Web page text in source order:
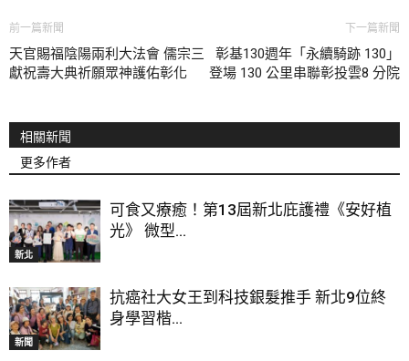
前一篇新聞
天官賜福陰陽兩利大法會 儒宗三
獻祝壽大典祈願眾神護佑彰化
下一篇新聞
彰基130週年「永續騎跡 130」
登場 130 公里串聯彰投雲8 分院
相關新聞
更多作者
新北
可食又療癒！第13屆新北庇護禮《安好植
光》 微型...
新聞
抗癌社大女王到科技銀髮推手 新北9位終
身學習楷...